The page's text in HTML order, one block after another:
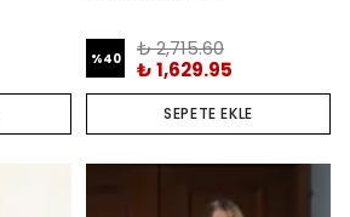
%40
₺ 2,715.60
₺ 1,629.95
SEPETE EKLE